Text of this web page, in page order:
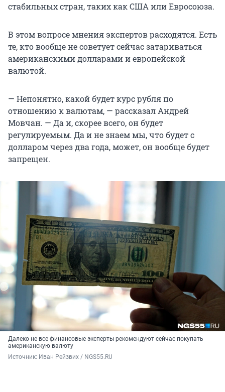
стабильных стран, таких как США или Евросоюза.
В этом вопросе мнения экспертов расходятся. Есть
те, кто вообще не советует сейчас затариваться
американскими долларами и европейской
валютой.
— Непонятно, какой будет курс рубля по
отношению к валютам, — рассказал Андрей
Мовчан. — Да и, скорее всего, он будет
регулируемым. Да и не знаем мы, что будет с
долларом через два года, может, он вообще будет
запрещен.
Далеко не все финансовые эксперты рекомендуют сейчас покупать
американскую валюту
Источник: Иван Рейзвих / NGS55.RU